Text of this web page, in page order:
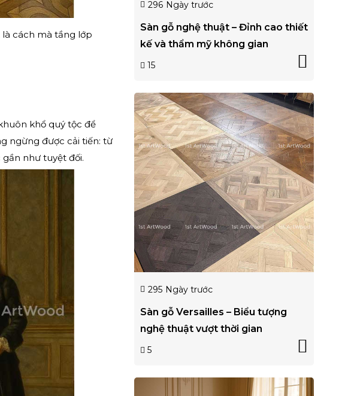
là cách mà tầng lớp
khổ quý tộc để
ngừng được cải tiến: từ
như tuyệt đối.
296 Ngày trước
Sàn gỗ nghệ thuật – Đỉnh cao thiết
kế và thẩm mỹ không gian
15
295 Ngày trước
Sàn gỗ Versailles – Biểu tượng
nghệ thuật vượt thời gian
5